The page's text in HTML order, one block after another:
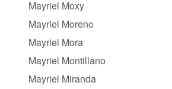
Mayriel Moxy
Mayriel Moreno
Mayriel Mora
Mayriel Montillano
Mayriel Miranda